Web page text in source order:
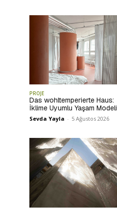
PROJE
Das wohltemperierte Haus:
İklime Uyumlu Yaşam Modeli
Sevda Yayla - 5 Ağustos 2026